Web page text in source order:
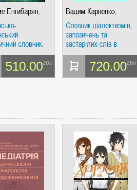
Енгибарян,
словник.
Вадим
510.00грн
Вадим Карпенко,
Ольга Волкова, Тетяна
Капустіна,
Словник діалектизмів,
запозичень та
застарілих слів в
українській мові.
Вадим Карпенко,
Ольга Волкова, Тетяна
Капустіна, Олексій
720.00грн